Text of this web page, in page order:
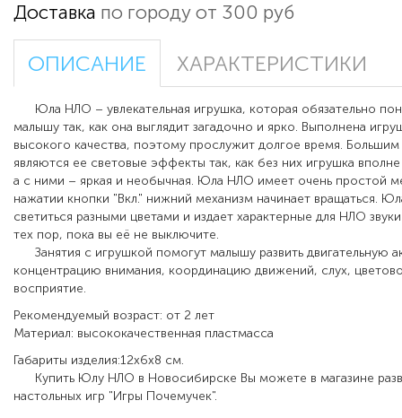
Доставка по городу от 300 руб
ОПИСАНИЕ ХАРАКТЕРИСТИКИ
Юла НЛО – увлекательная игрушка, которая обязательно
малышу так, как она выглядит загадочно и ярко. Выполнена
высокого качества, поэтому прослужит долгое время.
являются ее световые эффекты так, как без них игрушка
а с ними – яркая и необычная. Юла НЛО имеет очень простой
нажатии кнопки "Вкл." нижний механизм начинает вращаться.
светиться разными цветами и издает характерные для НЛО
тех пор, пока вы её не выключите.
Занятия с игрушкой помогут малышу развить двигательную
концентрацию внимания, координацию движений, слух,
восприятие.
Рекомендуемый возраст: от 2 лет
Материал: высококачественная пластмасса
Габариты изделия:12х6х8 см.
Купить Юлу НЛО в Новосибирске Вы можете в магазине
настольных игр "Игры Почемучек".